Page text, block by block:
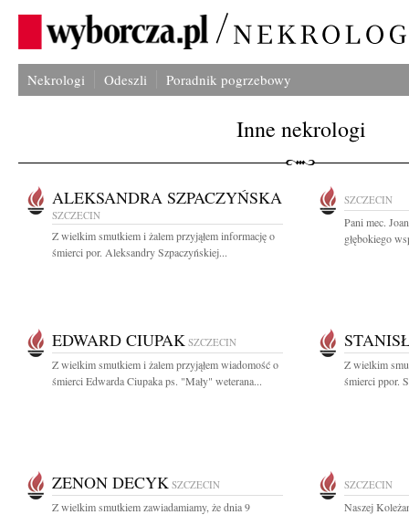
Nekrologi Odeszli Poradnik pogrzebowy
Inne nekrologi
ALEKSANDRA SZPACZYŃSKA
SZCZECIN
Z wielkim smutkiem i żalem przyjąłem informację o
śmierci por. Aleksandry Szpaczyńskiej...
SZCZECIN
Pani mec.
głębokiego
EDWARD CIUPAK SZCZECIN
Z wielkim smutkiem i żalem przyjąłem wiadomość o
śmierci Edwarda Ciupaka ps. "Mały" weterana...
Z wielkim
śmierci ppor.
ZENON DECYK SZCZECIN
Z wielkim smutkiem zawiadamiamy, że dnia 9
SZCZECIN
Naszej